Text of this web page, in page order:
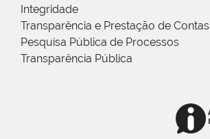
Integridade
Transparência e Prestação de Contas
Pesquisa Pública de Processos
Transparência Pública